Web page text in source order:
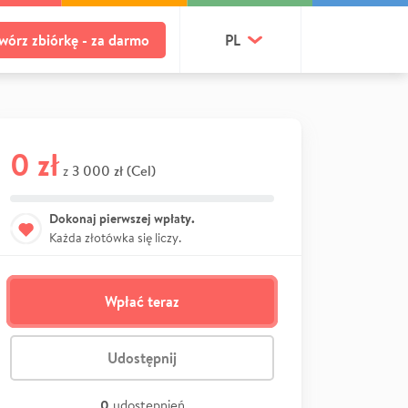
zbiórkę - za darmo PL
0 zł z 3 000 zł (Cel)
Dokonaj pierwszej wpłaty.
Każda złotówka się liczy.
Wpłać teraz
Udostępnij